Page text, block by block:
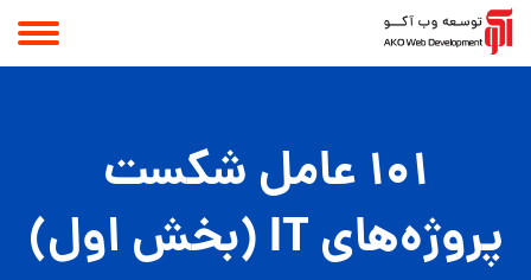
101 عامل شکست
پروژه‌های IT (بخش اول)